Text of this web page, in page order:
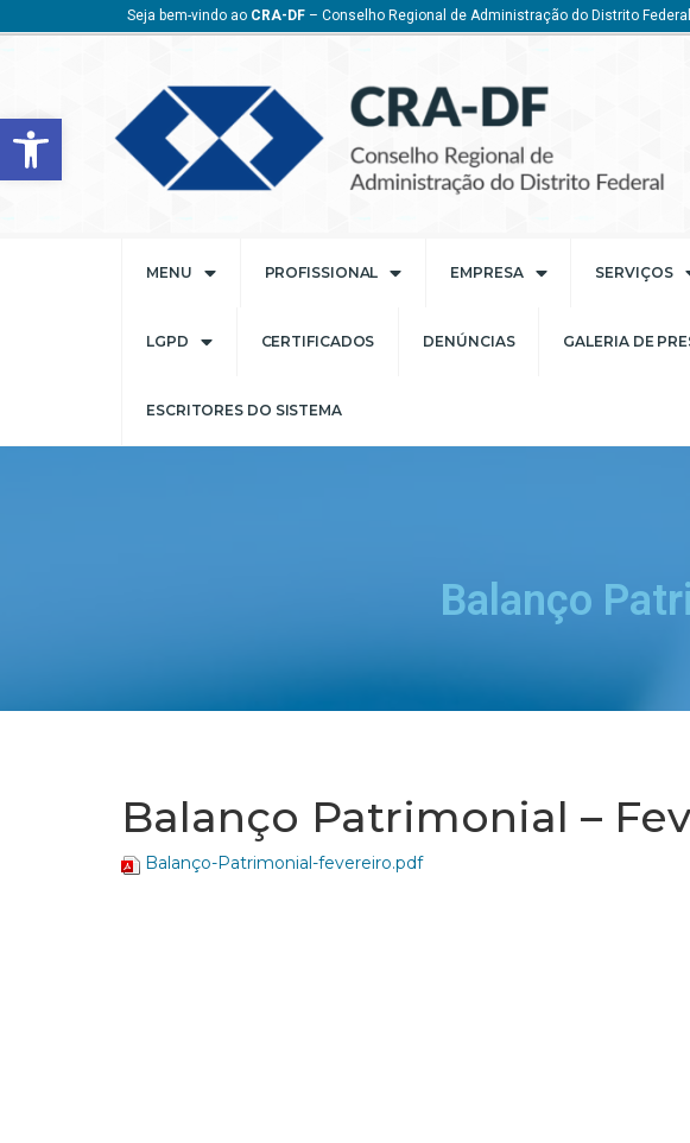
Barra de Ferramentas Aberta
Seja bem-vindo ao CRA-DF – Conselho Regional de Administração do Distrito Federal
MENU PROFISSIONAL EMPRESA SERVIÇOS
LGPD CERTIFICADOS DENÚNCIAS GALERIA DE
ESCRITORES DO SISTEMA
Balanço
Balanço Patrimonial –
Balanço-Patrimonial-fevereiro.pdf